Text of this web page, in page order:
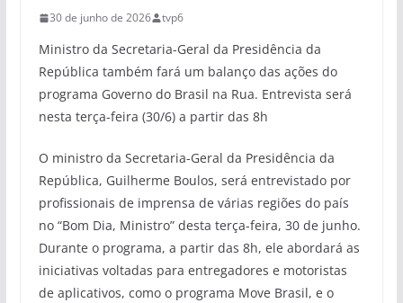
30 de junho de 2026 tvp6
Ministro da Secretaria-Geral da Presidência da
República também fará um balanço das ações do
programa Governo do Brasil na Rua. Entrevista será
nesta terça-feira (30/6) a partir das 8h
O ministro da Secretaria-Geral da Presidência da
República, Guilherme Boulos, será entrevistado por
profissionais de imprensa de várias regiões do país
no “Bom Dia, Ministro” desta terça-feira, 30 de junho.
Durante o programa, a partir das 8h, ele abordará as
iniciativas voltadas para entregadores e motoristas
de aplicativos, como o programa Move Brasil, e o